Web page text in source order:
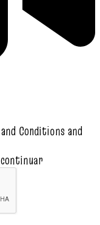
Conditions and